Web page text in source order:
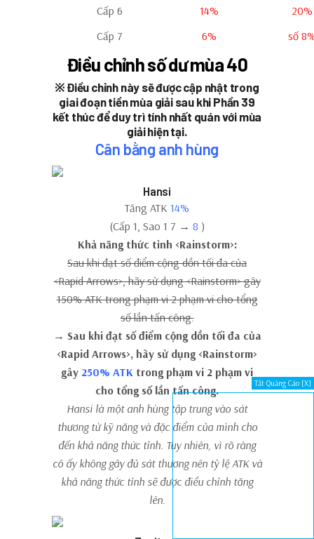
Cấp 6
14%
20%
Cấp 7
6% số
Điều chỉnh số dư mùa 40
※ Điều chỉnh này sẽ được cập nhật trong
giai đoạn tiền mùa giải sau khi Phần 39
kết thúc để duy trì tính nhất quán với mùa
giải hiện tại.
Cân bằng anh hùng
Hansi
Tăng ATK 14%
(Cấp 1, Sao 1 7 → 8 )
Khả năng thức tỉnh <Rainstorm>:
Sau khi đạt số điểm cộng dồn tối đa của
<Rapid Arrows>, hãy sử dụng <Rainstorm> gây
150% ATK trong phạm vi 2 phạm vi cho tổng
số lần tấn công.
→ Sau khi đạt số điểm cộng dồn tối đa của
<Rapid Arrows>, hãy sử dụng <Rainstorm>
gây 250% ATK trong phạm vi 2 phạm vi
cho tổng số lần tấn công.
Hansi là một anh hùng tập trung vào sát
thương từ kỹ năng và đặc điểm của mình cho
đến khả năng thức tỉnh. Tuy nhiên, vì rõ ràng
cô ấy không gây đủ sát thương nên tỷ lệ ATK và
khả năng thức tỉnh sẽ được điều chỉnh tăng
lên.
Tắt Quảng Cáo [X]